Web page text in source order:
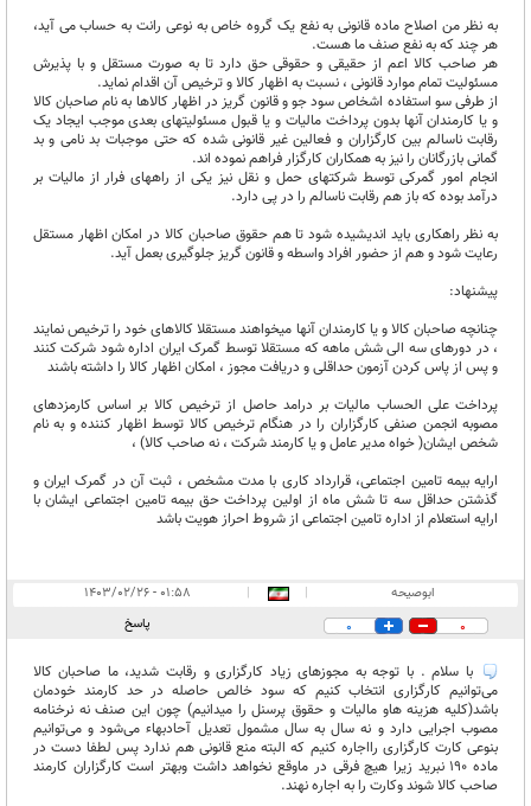
به نظر من اصلاح ماده قانونی به نفع یک گروه خاص به نوعی رانت به حساب می آید،
هر چند که به نفع صنف ما هست.
هر صاحب کالا اعم از حقیقی و حقوقی حق دارد تا به صورت مستقل و با پذیرش
مسئولیت تمام موارد قانونی ، نسبت به اظهار کالا و ترخیص آن اقدام نماید.
از طرفی سو استفاده اشخاص سود جو و قانون گریز در اظهار کالاها به نام صاحبان کالا
و یا کارمندان آنها بدون پرداخت مالیات و یا قبول مسئولیتهای بعدی موجب ایجاد یک
رقابت ناسالم بین کارگزاران و فعالین غیر قانونی شده که حتی موجبات بد نامی و بد
گمانی بازرگانان را نیز به همکاران کارگزار فراهم نموده اند.
انجام امور گمرکی توسط شرکتهای حمل و نقل نیز یکی از راههای فرار از مالیات بر
درآمد بوده که باز هم رقابت ناسالم را در پی دارد.
به نظر راهکاری باید اندیشیده شود تا هم حقوق صاحبان کالا در امکان اظهار مستقل
رعایت شود و هم از حضور افراد واسطه و قانون گریز جلوگیری بعمل آید.
پیشنهاد:
چنانچه صاحبان کالا و یا کارمندان آنها میخواهند مستقلا کالاهای خود را ترخیص نمایند
، در دورهای سه الی شش ماهه که مستقلا توسط گمرک ایران اداره شود شرکت کنند
و پس از پاس کردن آزمون حداقلی و دریافت مجوز ، امکان اظهار کالا را داشته باشند
پرداخت علی الحساب مالیات بر درامد حاصل از ترخیص کالا بر اساس کارمزدهای
مصوبه انجمن صنفی کارگزاران را در هنگام ترخیص کالا توسط اظهار کننده و به نام
شخص ایشان( خواه مدیر عامل و یا کارمند شرکت ، نه صاحب کالا) ،
ارایه بیمه تامین اجتماعی، قرارداد کاری با مدت مشخص ، ثبت آن در گمرک ایران و
گذشتن حداقل سه تا شش ماه از اولین پرداخت حق بیمه تامین اجتماعی ایشان با
ارایه استعلام از اداره تامین اجتماعی از شروط احراز هویت باشد
ابوصیحه |
|
۰۱:۵۸ - ۱۴۰۳/۰۲/۲۶
0
0 پاسخ
با سلام . با توجه به مجوزهای زیاد کارگزاری و رقابت شدید، ما صاحبان کالا
می‌توانیم کارگزاری انتخاب کنیم که سود خالص حاصله در حد کارمند خودمان
باشد(کلیه هزینه هاو مالیات و حقوق پرسنل را میدانیم) چون این صنف نه نرخنامه
مصوب اجرایی دارد و نه سال به سال مشمول تعدیل آحادبهاء می‌شود و می‌توانیم
بنوعی کارت کارگزاری رااجاره کنیم که البته منع قانونی هم ندارد پس لطفا دست در
ماده ۱۹۰ نبرید زیرا هیچ فرقی در ماوقع نخواهد داشت وبهتر است کارگزاران کارمند
صاحب کالا شوند وکارت را به اجاره نهند.